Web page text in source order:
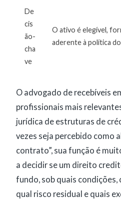
De
cis
ão-
cha
ve
O ativo é elegível,
aderente à política
O advogado de recebíveis
profissionais mais
jurídica de estruturas de
vezes seja percebido como
contrato”, sua função é
a decidir se um direito
fundo, sob quais
qual risco residual e quais